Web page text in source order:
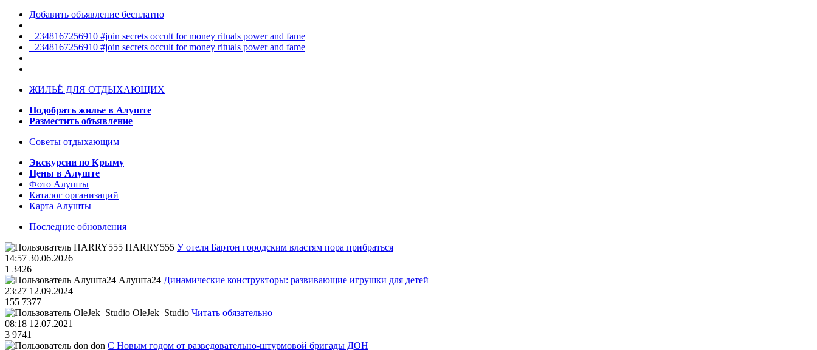
Добавить объявление бесплатно
+2348167256910 #join secrets occult for money rituals power and fame
+2348167256910 #join secrets occult for money rituals power and fame
ЖИЛЬЁ ДЛЯ ОТДЫХАЮЩИХ
Подобрать жилье в Алуште
Разместить объявление
Советы отдыхающим
Экскурсии по Крыму
Цены в Алуште
Фото Алушты
Каталог организаций
Карта Алушты
Последние обновления
HARRY555 У отеля Бартон городским властям пора прибраться
14:57 30.06.2026
1 3426
Алушта24 Динамические конструкторы: развивающие игрушки для детей
23:27 12.09.2024
155 7377
OleJek_Studio Читать обязательно
08:18 12.07.2021
3 9741
don С Новым годом от разведовательно-штурмовой бригады ДОН